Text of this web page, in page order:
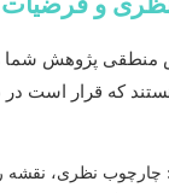
پژوهش شما را
که قرار است در
نظری، نقشه راهی